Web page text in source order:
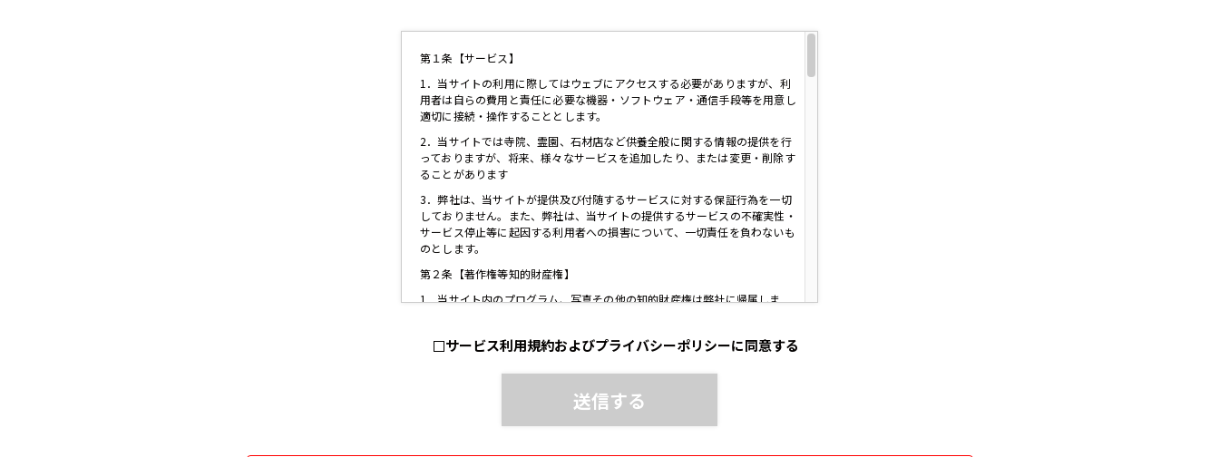
第１条【サービス】
1．当サイトの利用に際してはウェブにアクセスする必要がありますが、利
用者は自らの費用と責任に必要な機器・ソフトウェア・通信手段等を用意し
適切に接続・操作することとします。
2．当サイトでは寺院、霊園、石材店など供養全般に関する情報の提供を行
っておりますが、将来、様々なサービスを追加したり、または変更・削除す
ることがあります
3．弊社は、当サイトが提供及び付随するサービスに対する保証行為を一切
しておりません。また、弊社は、当サイトの提供するサービスの不確実性・
サービス停止等に起因する利用者への損害について、一切責任を負わないも
のとします。
第２条【著作権等知的財産権】
1．当サイト内のプログラム、写真その他の知的財産権は弊社に帰属しま
含む）することは禁じます。
2．各商品の名称「紡」「想」の商標は、弊社に帰属しますので、無断で使
サービス利用規約およびプライバシーポリシーに同意する